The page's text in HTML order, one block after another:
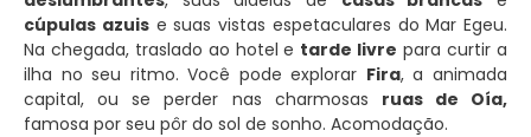
cúpulas azuise suas vistas espetaculares do Mar Egeu.
Na chegada, traslado ao hotel e tarde livre para curtir a
ilha no seu ritmo. Você pode explorar Fira, a animada
capital, ou se perder nas charmosas ruas de Oía,
famosa por seu pôr do sol de sonho. Acomodação.